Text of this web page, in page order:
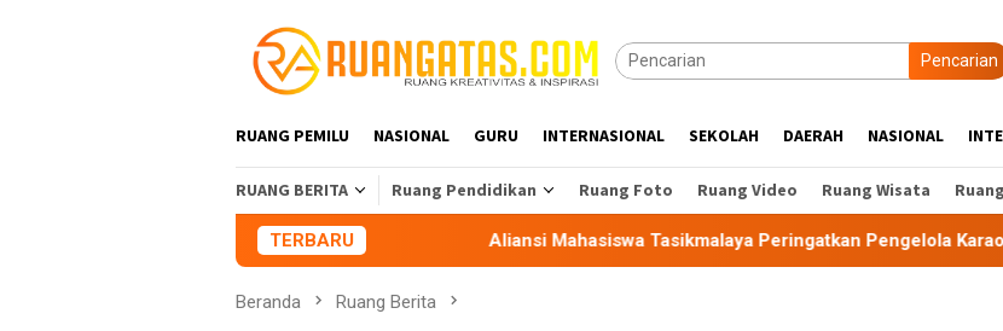
Pencarian
RUANG PEMILU NASIONAL GURU INTERNASIONAL SEKOLAH DAERAH NASIONAL
RUANG BERITA Ruang Pendidikan Ruang Foto Ruang Video Ruang Wisata
TERBARU
Aliansi Mahasiswa Tasikmalaya Peringatkan Pengelola Karaoke Penuhi Kewajiban
Beranda Ruang Berita